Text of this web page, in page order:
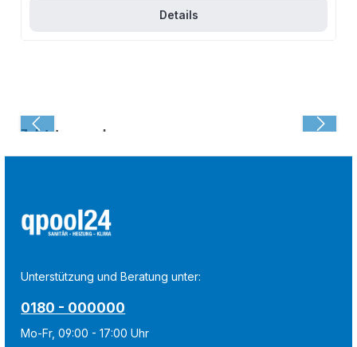
Details
Zuletzt angesehen:
Unterstützung und Beratung unter:
0180 - 000000
Mo-Fr, 09:00 - 17:00 Uhr